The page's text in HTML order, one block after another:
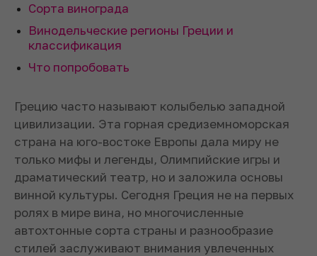
Сорта винограда
Винодельческие регионы Греции и
классификация
Что попробовать
Грецию часто называют колыбелью западной
цивилизации. Эта горная средиземноморская
страна на юго-востоке Европы дала миру не
только мифы и легенды, Олимпийские игры и
драматический театр, но и заложила основы
винной культуры. Сегодня Греция не на первых
ролях в мире вина, но многочисленные
автохтонные сорта страны и разнообразие
стилей заслуживают внимания увлеченных